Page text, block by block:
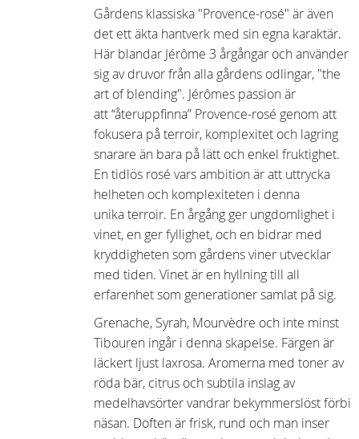
Gårdens klassiska "Provence-rosé" är även
det ett äkta hantverk med sin egna karaktär.
Här blandar Jérôme 3 årgångar och använder
sig av druvor från alla gårdens odlingar, "the
art of blending". Jérômes passion är
att “återuppfinna” Provence-rosé genom att
fokusera på terroir, komplexitet och lagring
snarare än bara på lätt och enkel fruktighet.
En tidlös rosé vars ambition är att uttrycka
helheten och komplexiteten i denna
unika terroir. En årgång ger ungdomlighet i
vinet, en ger fyllighet, och en bidrar med
kryddigheten som gårdens viner utvecklar
med tiden. Vinet är en hyllning till all
erfarenhet som generationer samlat på sig.
Grenache, Syrah, Mourvèdre och inte minst
Tibouren ingår i denna skapelse. Färgen är
läckert ljust laxrosa. Aromerna med toner av
röda bär, citrus och subtila inslag av
medelhavsörter vandrar bekymmerslöst förbi
näsan. Doften är frisk, rund och man inser